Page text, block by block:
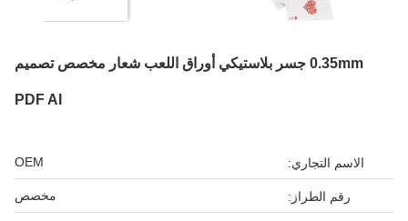
0.35mm جسر بلاستيكي أوراق اللعب شعار مخصص تصميم
PDF AI
الاسم التجاري: OEM
رقم الطراز: مخصص